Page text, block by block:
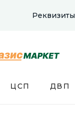
Реквизиты
ЦСП ДВП